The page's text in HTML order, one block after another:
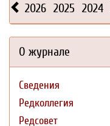
2026 2025 2024
О журнале
Сведения
Редколлегия
Редсовет